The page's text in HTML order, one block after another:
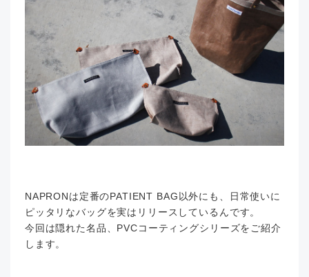
NAPRONは定番のPATIENT BAG以外にも、日常使いに
ピッタリなバッグを実はリリースしているんです。
今回は隠れた名品、PVCコーティングシリーズをご紹介
します。